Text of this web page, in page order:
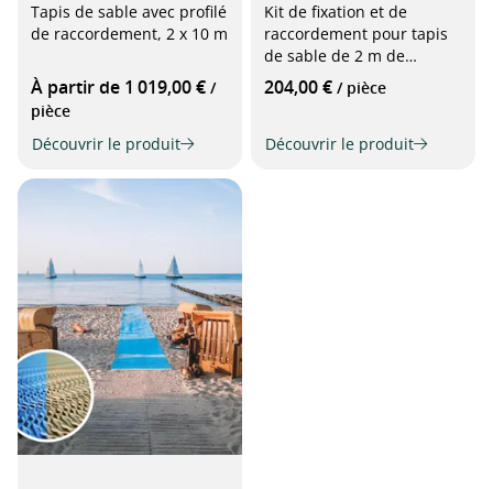
Tapis de sable avec profilé
de raccordement, 2 x 10 m
À partir de 1 019,00 € /
pièce
Découvrir le produit
Kit de fixation et de
raccordement pour tapis
de sable de 2 m de
largeur
204,00 € / pièce
Découvrir le produit